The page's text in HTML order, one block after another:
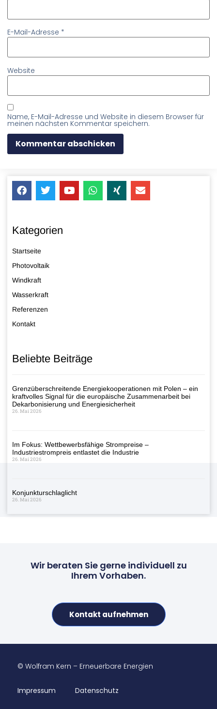
E-Mail-Adresse *
Website
Name, E-Mail-Adresse und Website in diesem Browser für
meinen nächsten Kommentar speichern.
Kategorien
Startseite
Photovoltaik
Windkraft
Wasserkraft
Referenzen
Kontakt
Beliebte Beiträge
Grenzüberschreitende Energiekooperationen mit Polen – ein
kraftvolles Signal für die europäische Zusammenarbeit bei
Dekarbonisierung und Energiesicherheit
26. Mai 2026
Im Fokus: Wettbewerbsfähige Strompreise –
Industriestrompreis entlastet die Industrie
26. Mai 2026
Konjunkturschlaglicht
26. Mai 2026
Wir beraten Sie gerne individuell zu
Ihrem Vorhaben.
Kontakt aufnehmen
© Wolfram Kern – Erneuerbare Energien
Impressum Datenschutz